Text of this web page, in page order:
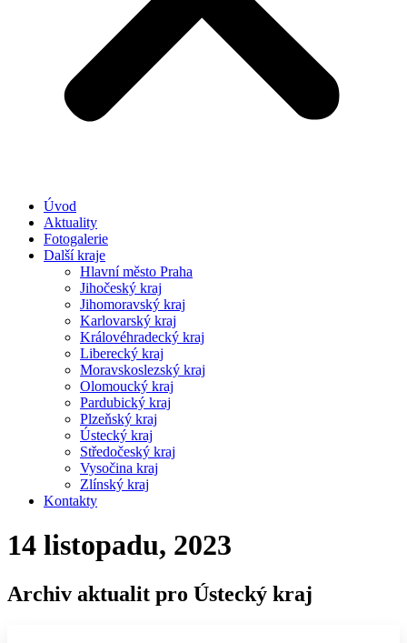
Úvod
Aktuality
Fotogalerie
Další kraje
Hlavní město Praha
Jihočeský kraj
Jihomoravský kraj
Karlovarský kraj
Královéhradecký kraj
Liberecký kraj
Moravskoslezský kraj
Olomoucký kraj
Pardubický kraj
Plzeňský kraj
Ústecký kraj
Středočeský kraj
Vysočina kraj
Zlínský kraj
Kontakty
14 listopadu, 2023
Archiv aktualit pro Ústecký kraj